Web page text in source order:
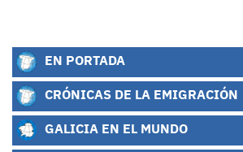
EN PORTADA
CRÓNICAS DE LA EMIGRACIÓN
GALICIA EN EL MUNDO